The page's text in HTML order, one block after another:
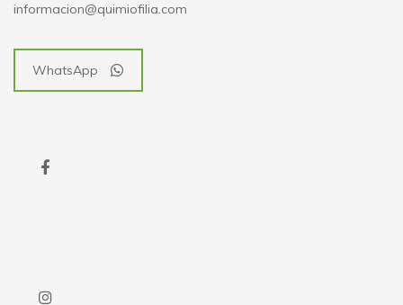
informacion@quimiofilia.com
WhatsApp